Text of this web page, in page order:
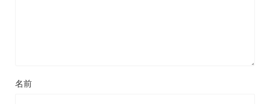
名前